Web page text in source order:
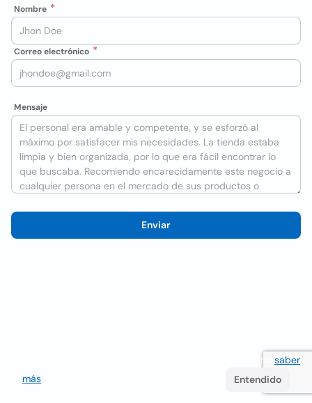
Nombre
Correo electrónico
Mensaje
Enviar
Utilizamos cookies para mejorar la experiencia del usuario saber
más
Entendido